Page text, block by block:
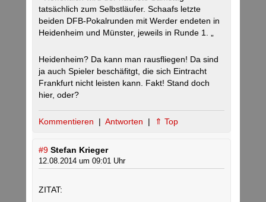
tatsächlich zum Selbstläufer. Schaafs letzte
beiden DFB-Pokalrunden mit Werder endeten in
Heidenheim und Münster, jeweils in Runde 1. „
Heidenheim? Da kann man rausfliegen! Da sind
ja auch Spieler beschäfitgt, die sich Eintracht
Frankfurt nicht leisten kann. Fakt! Stand doch
hier, oder?
Kommentieren | Antworten | ⇑ Top
#9 Stefan Krieger
12.08.2014 um 09:01 Uhr
ZITAT: